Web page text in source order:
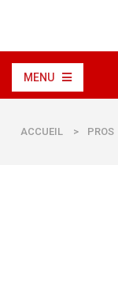
MENU
ACCUEIL > PROS